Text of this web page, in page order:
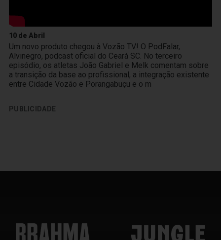
10 de Abril
Um novo produto chegou à Vozão TV! O PodFalar,
Alvinegro, podcast oficial do Ceará SC. No terceiro
episódio, os atletas João Gabriel e Melk comentam sobre
a transição da base ao profissional, a integração existente
entre Cidade Vozão e Porangabuçu e o m
PUBLICIDADE